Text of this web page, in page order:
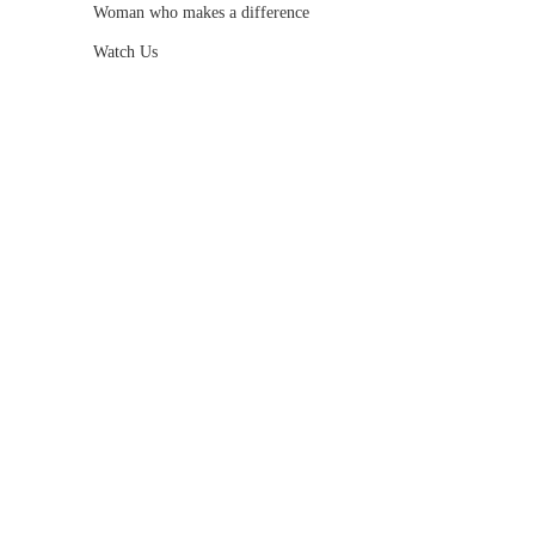
Woman who makes a difference
Watch Us